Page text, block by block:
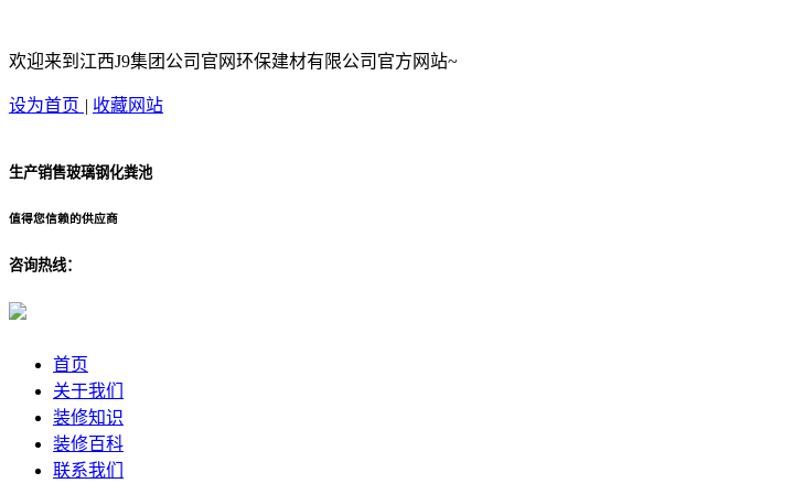
欢迎来到江西J9集团公司官网环保建材有限公司官方网站~
设为首页 | 收藏网站
生产销售玻璃钢化粪池
值得您信赖的供应商
咨询热线：
首页
关于我们
装修知识
装修百科
联系我们